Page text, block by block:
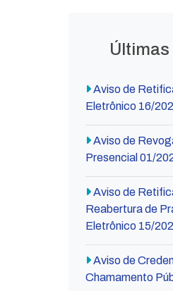
Aviso de
Eletrônico 16/
Aviso de
Presencial 01/
Aviso de
Reabertura de
Eletrônico 15/
Aviso de
Chamamento